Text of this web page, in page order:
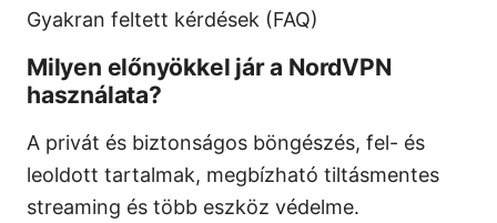
Gyakran feltett kérdések (FAQ)
Milyen előnyökkel jár a NordVPN
használata?
A privát és biztonságos böngészés, fel- és
leoldott tartalmak, megbízható tiltásmentes
streaming és több eszköz védelme.